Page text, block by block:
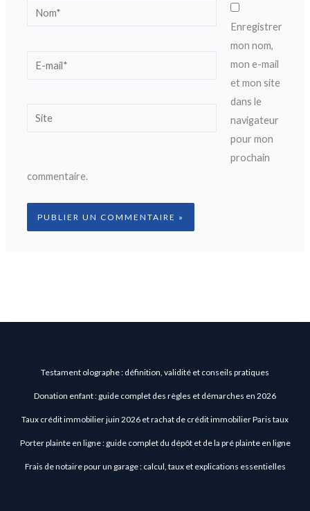
Nom*
E-
Site
Enregistrer
mon nom,
mon e-mail
et mon site
dans le
navigateur
pour mon
prochain
commentaire.
Testament olographe : définition, validité et conseils pratiques
Donation enfant : guide complet des règles et démarches en 2026
Taux crédit immobilier juin 2026 et rachat de crédit immobilier Paris taux
Porter plainte en ligne : guide complet du dépôt et de la pré plainte en ligne
Frais de notaire pour un garage : calcul, taux et explications essentielles